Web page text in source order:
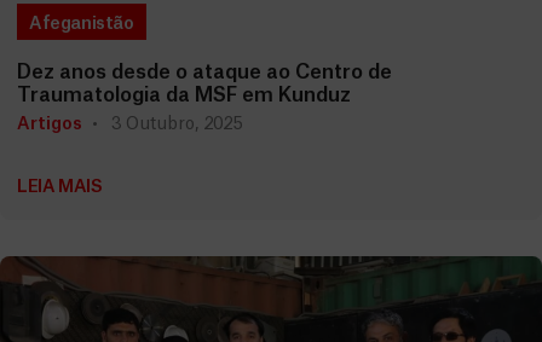
Afeganistão
Dez anos desde o ataque ao Centro de
Traumatologia da MSF em Kunduz
Artigos 3 Outubro, 2025
LEIA MAIS